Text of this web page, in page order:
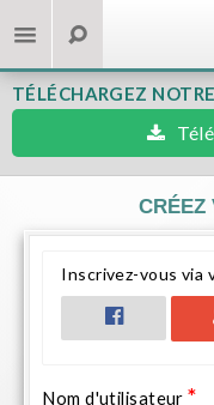
TÉLÉCHARGEZ
CRÉEZ
Inscrivez-vous via
Nom d'utilisateur*